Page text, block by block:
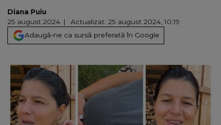
Diana Puiu
25 august 2024
Actualizat: 25 august 2024, 10:19
Adaugă-ne ca sursă preferată în Google